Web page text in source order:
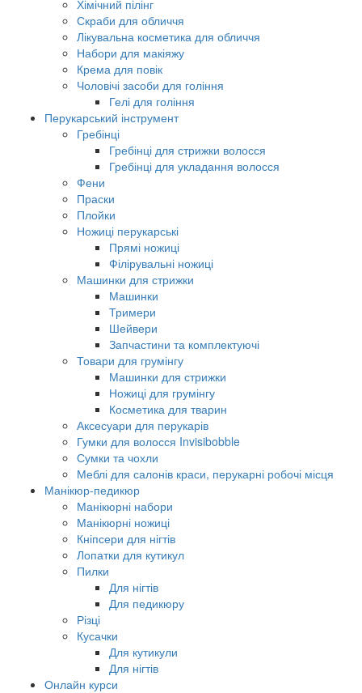
Хімічний пілінг
Скраби для обличчя
Лікувальна косметика для обличчя
Набори для макіяжу
Крема для повік
Чоловічі засоби для гоління
Гелі для гоління
Перукарський інструмент
Гребінці
Гребінці для стрижки волосся
Гребінці для укладання волосся
Фени
Праски
Плойки
Ножиці перукарські
Прямі ножиці
Філірувальні ножиці
Машинки для стрижки
Машинки
Тримери
Шейвери
Запчастини та комплектуючі
Товари для грумінгу
Машинки для стрижки
Ножиці для грумінгу
Косметика для тварин
Аксесуари для перукарів
Гумки для волосся Invisibobble
Сумки та чохли
Меблі для салонів краси, перукарні робочі місця
Манікюр-педикюр
Манікюрні набори
Манікюрні ножиці
Кніпсери для нігтів
Лопатки для кутикул
Пилки
Для нігтів
Для педикюру
Різці
Кусачки
Для кутикули
Для нігтів
Онлайн курси